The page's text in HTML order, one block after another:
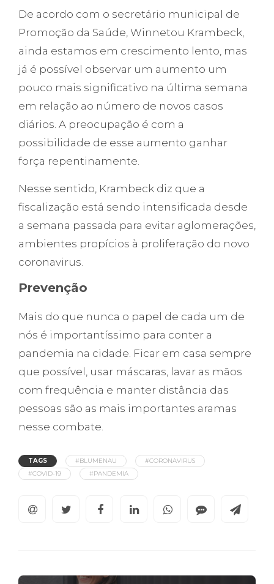
De acordo com o secretário municipal de
Promoção da Saúde, Winnetou Krambeck,
ainda estamos em crescimento lento, mas
já é possível observar um aumento um
pouco mais significativo na última semana
em relação ao número de novos casos
diários. A preocupação é com a
possibilidade de esse aumento ganhar
força repentinamente.
Nesse sentido, Krambeck diz que a
fiscalização está sendo intensificada desde
a semana passada para evitar aglomerações,
ambientes propícios à proliferação do novo
coronavirus.
Prevenção
Mais do que nunca o papel de cada um de
nós é importantíssimo para conter a
pandemia na cidade. Ficar em casa sempre
que possível, usar máscaras, lavar as mãos
com frequência e manter distância das
pessoas são as mais importantes aramas
nesse combate.
TAGS #BLUMENAU
#CORONAVIRUS
#COVID-19
#PANDEMIA